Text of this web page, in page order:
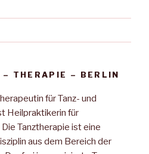
– THERAPIE – BERLIN
für Tanz- und
Heilpraktikerin für
Tanztherapie ist eine
aus dem Bereich der